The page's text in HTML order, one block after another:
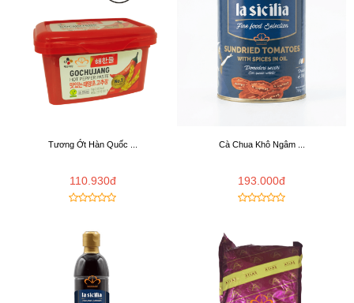
Tương Ớt Hàn Quốc ...
110.930đ
Cà Chua Khô Ngâm ...
193.000đ